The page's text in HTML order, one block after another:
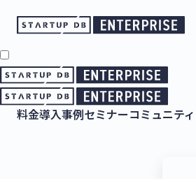
料金導入事例セミナーコミュニティ